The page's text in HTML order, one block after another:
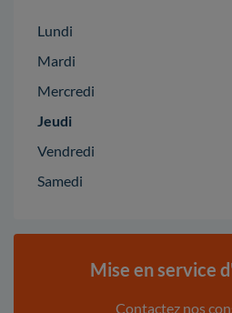
Lundi
Mardi
Mercredi
Jeudi
Vendredi
Samedi
Mise en service
Contactez nos